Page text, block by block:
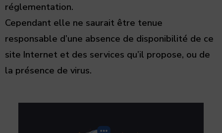
réglementation.
Cependant elle ne saurait être tenue
responsable d’une absence de disponibilité de ce
site Internet et des services qu’il propose, ou de
la présence de virus.